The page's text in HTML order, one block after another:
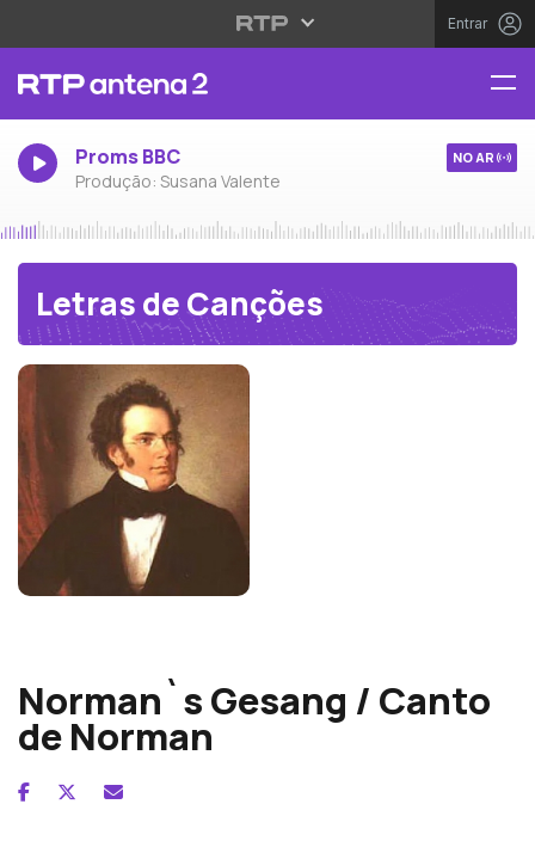
Entrar
Proms BBC
Produção: Susana Valente
NO AR
Letras de Canções
Norman`s Gesang / Canto
de Norman